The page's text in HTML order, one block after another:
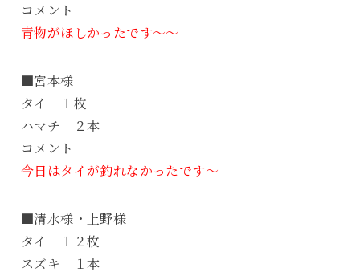
コメント
青物がほしかったです～～
■宮本様
タイ １枚
ハマチ ２本
コメント
今日はタイが釣れなかったです～
■清水様・上野様
タイ １２枚
スズキ １本